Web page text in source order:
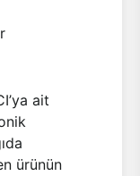
ait
ürünün